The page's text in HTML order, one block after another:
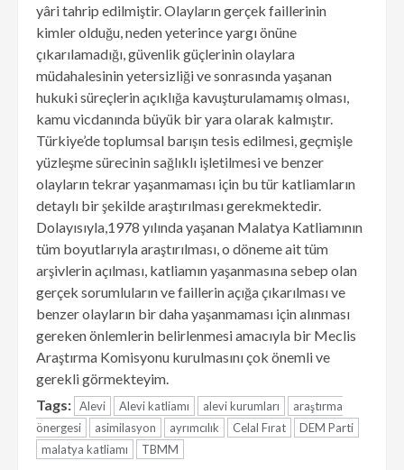
yâri tahrip edilmiştir. Olayların gerçek faillerinin
kimler olduğu, neden yeterince yargı önüne
çıkarılamadığı, güvenlik güçlerinin olaylara
müdahalesinin yetersizliği ve sonrasında yaşanan
hukuki süreçlerin açıklığa kavuşturulamamış olması,
kamu vicdanında büyük bir yara olarak kalmıştır.
Türkiye’de toplumsal barışın tesis edilmesi, geçmişle
yüzleşme sürecinin sağlıklı işletilmesi ve benzer
olayların tekrar yaşanmaması için bu tür katliamların
detaylı bir şekilde araştırılması gerekmektedir.
Dolayısıyla,1978 yılında yaşanan Malatya Katliamının
tüm boyutlarıyla araştırılması, o döneme ait tüm
arşivlerin açılması, katliamın yaşanmasına sebep olan
gerçek sorumluların ve faillerin açığa çıkarılması ve
benzer olayların bir daha yaşanmaması için alınması
gereken önlemlerin belirlenmesi amacıyla bir Meclis
Araştırma Komisyonu kurulmasını çok önemli ve
gerekli görmekteyim.
Tags: Alevi Alevi katliamı alevi kurumları
araştırma
önergesi
asimilasyon ayrımcılık Celal Fırat
DEM Parti
malatya katliamı
TBMM